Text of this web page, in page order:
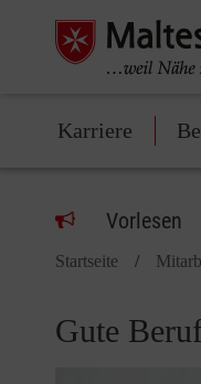
Karriere
Vorlesen
Startseite
Gute